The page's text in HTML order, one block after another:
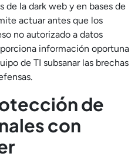
la dark web y en bases de
actuar antes que los
no autorizado a datos
información oportuna
de TI subsanar las brechas
de
con